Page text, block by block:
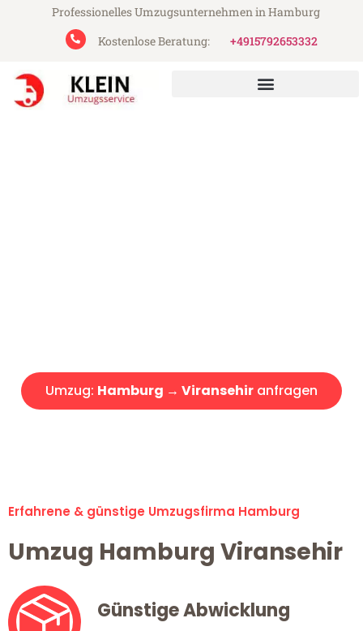
Professionelles Umzugsunternehmen in Hamburg
Kostenlose Beratung:
+4915792653332
Umzug: Hamburg → Viransehir anfragen
Erfahrene & günstige Umzugsfirma Hamburg
Umzug Hamburg Viransehir
Günstige Abwicklung